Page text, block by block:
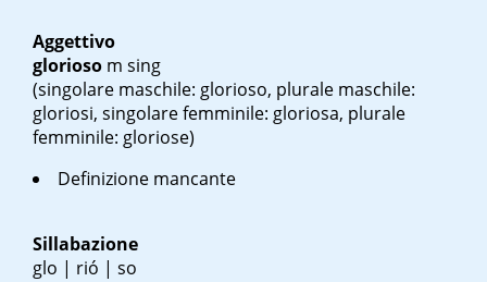
Aggettivo
glorioso m sing
(singolare maschile: glorioso, plurale maschile:
gloriosi, singolare femminile: gloriosa, plurale
femminile: gloriose)
Definizione mancante
Sillabazione
glo | rió | so